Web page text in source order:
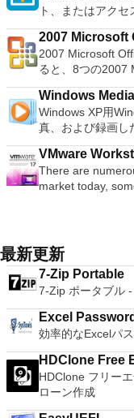
労し、時々フリ
を使用するには、
BIOSが必要です。
Windows 7、Windows 8。 *このリスト
ア語、マレーシア
語、スペイン語、
トヴィエシュ、リ
ク、ポルスキ、ポ
スロベンツキー、
Svenska、Türkçe
Roaming and Docer online
Writer Efficient
presentations
processing and
document file
support (iOS and
Although it is a
many innovative
adjustment tool
converter,
It also has some
document, and
effective slide
multimedia
both a flexible
トフォームに
は、スタンドアロ
主な機能は次のと
Connectを実行して
Screen Sharing（
ソフトウェアを実
す。 各デバイス
バイス間の接続を
の高度なキーが含まれています。
ート。 VNC Connectサブスクリプションには、無料、有料、
試用の3つのバー
シンでVNC
ーターを確認して接続できま
と、セッションは
はすぐに各コンピ
ューターへのログ
ードを入力するだけです。 WIN
す。 VNC ViewerのMacバージョンをお探しですか？ここから
ダウンロード
の増え続けるコ
か、PCまたはラ
自の強化により、
新機能は次のとおりです。 4K DHR向
Blu-ray、4K、
ト全画面モードで
オンのミニビュー
Vimeoで4K HDR
の向上：Microsoft
およびOculus Rift
注：これは商用ト
ト、またはアク
できます。
ューターからドキ
ル、フォルダー、
す。このアプリは
カード、メモリカ
ーなどを含む複数
す。 主な機能は
オ、音声、メール
ファイルをサポー
クセスできないデ
とパーティショ
Windowsノート
リには、新鮮でモ
できます。起動時
られます。グラフ
ンを選択できます
をクリックします
ストレージメディ
を実行してデータ
たデータが表示さ
再試行できます。
クスポートするオ
2007 Microsoft
PDF or XPS
2007 Microsoft
ると、8つの2007
XPS形式にエクス
すると、これらの
XPS形式の電子メ
ます（特定の機能
ダウンロードは、
Microsoft Office Access 2007。
Microsoft Office InfoPath 2007
2007。 Microsoft Office PowerPoint 2007。 Microsoft Office
Office systemソフ
Office systemソ
す。 システム要
ステム。
XP Service Pack
Windows
Windows XP用
真、および録画し
適な機能を搭載し
めのポータブル
との共有も、すべて1か所
まったく新しい外
しめます。 どこ
写真にアクセスで
VMware
There are
market today,
patches, in an
Features include: Powerful 3D Graphics - DirectX 10* and
OpenGL 3.3
anywhere on
Support - Drag
Restricted and
enhancements.
virtual machines.
Haswell CPU
16 vCPUs, 8TB
IPv6 Support -
最新更新
7-Zip Portable
7-Zip ポータブル
Excel
効率的なExcelパ
HDClone Free
HDClone フリー
ローン作成